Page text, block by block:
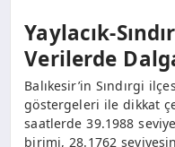
Yaylacık-
Verilerde
Balıkesir’in Sındırgi
göstergeleri ile dikkat
saatlerde 39.1988
birimi, 28.1762